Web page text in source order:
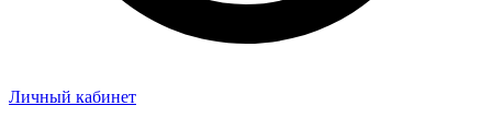
Личный кабинет